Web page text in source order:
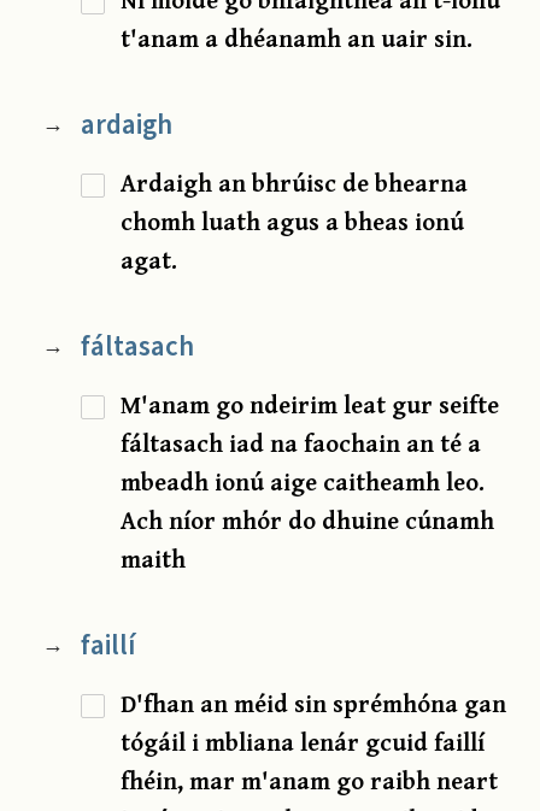
t'anam a dhéanamh an uair sin.
→ ardaigh
Ardaigh an bhrúisc de bhearna
chomh luath agus a bheas ionú
agat.
→ fáltasach
M'anam go ndeirim leat gur seifte
fáltasach iad na faochain an té a
mbeadh ionú aige caitheamh leo.
Ach níor mhór do dhuine cúnamh
maith
→ faillí
D'fhan an méid sin sprémhóna gan
tógáil i mbliana lenár gcuid faillí
fhéin, mar m'anam go raibh neart